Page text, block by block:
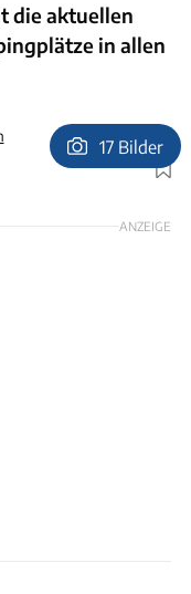
die aktuellen
in allen
Strandcamping Waging am See
17 Bilder
ANZEIGE